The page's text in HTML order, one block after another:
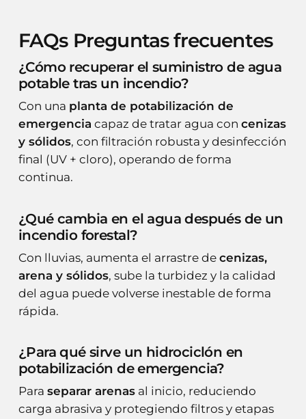
FAQs Preguntas frecuentes
¿Cómo recuperar el suministro de agua
potable tras un incendio?
Con una planta de potabilización de
emergencia capaz de tratar agua con cenizas
y sólidos, con filtración robusta y desinfección
final (UV + cloro), operando de forma
continua.
¿Qué cambia en el agua después de un
incendio forestal?
Con lluvias, aumenta el arrastre de cenizas,
arena y sólidos, sube la turbidez y la calidad
del agua puede volverse inestable de forma
rápida.
¿Para qué sirve un hidrociclón en
potabilización de emergencia?
Para separar arenasal inicio, reduciendo
carga abrasiva y protegiendo filtros y etapas